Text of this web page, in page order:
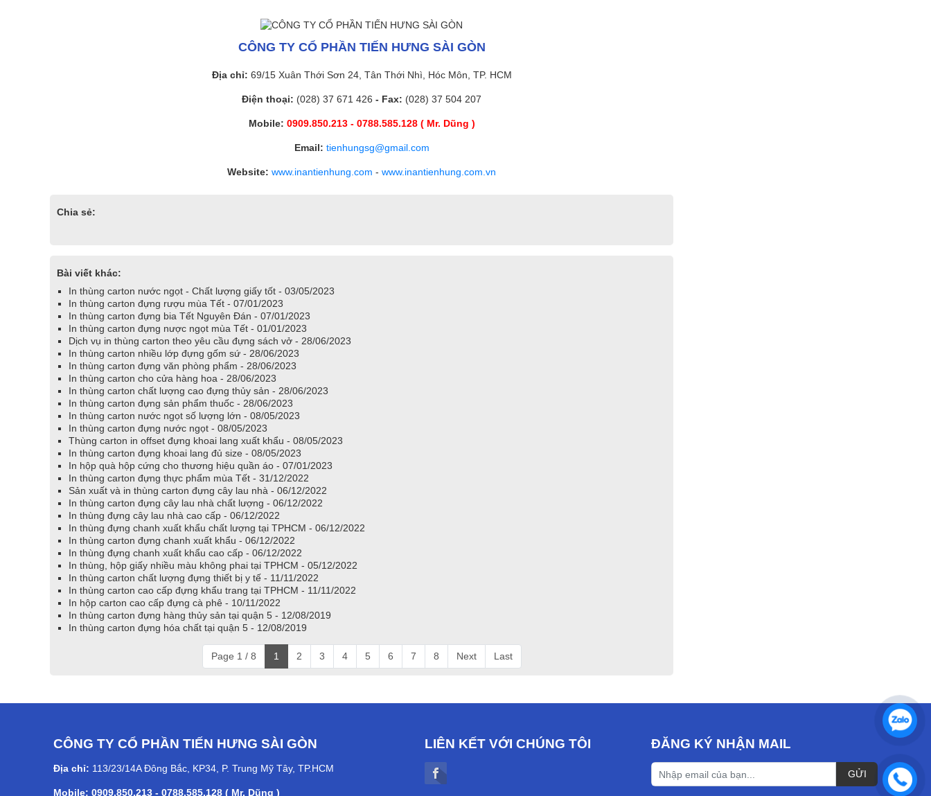
CÔNG TY CỔ PHẦN TIẾN HƯNG SÀI GÒN
Địa chỉ: 69/15 Xuân Thới Sơn 24, Tân Thới Nhì, Hóc Môn, TP. HCM
Điện thoại: (028) 37 671 426 - Fax: (028) 37 504 207
Mobile: 0909.850.213 - 0788.585.128 ( Mr. Dũng )
Email: tienhungsg@gmail.com
Website: www.inantienhung.com - www.inantienhung.com.vn
Chia sẻ:
Bài viết khác:
In thùng carton nước ngọt - Chất lượng giấy tốt - 03/05/2023
In thùng carton đựng rượu mùa Tết - 07/01/2023
In thùng carton đựng bia Tết Nguyên Đán - 07/01/2023
In thùng carton đựng nược ngọt mùa Tết - 01/01/2023
Dịch vụ in thùng carton theo yêu cầu đựng sách vở - 28/06/2023
In thùng carton nhiều lớp đựng gốm sứ - 28/06/2023
In thùng carton đựng văn phòng phẩm - 28/06/2023
In thùng carton cho cửa hàng hoa - 28/06/2023
In thùng carton chất lượng cao đựng thủy sản - 28/06/2023
In thùng carton đựng sản phẩm thuốc - 28/06/2023
In thùng carton nước ngọt số lượng lớn - 08/05/2023
In thùng carton đựng nước ngọt - 08/05/2023
Thùng carton in offset đựng khoai lang xuất khẩu - 08/05/2023
In thùng carton đựng khoai lang đủ size - 08/05/2023
In hộp quà hộp cứng cho thương hiệu quần áo - 07/01/2023
In thùng carton đựng thực phẩm mùa Tết - 31/12/2022
Sản xuất và in thùng carton đựng cây lau nhà - 06/12/2022
In thùng carton đựng cây lau nhà chất lượng - 06/12/2022
In thùng đựng cây lau nhà cao cấp - 06/12/2022
In thùng đựng chanh xuất khẩu chất lượng tại TPHCM - 06/12/2022
In thùng carton đựng chanh xuất khẩu - 06/12/2022
In thùng đựng chanh xuất khẩu cao cấp - 06/12/2022
In thùng, hộp giấy nhiều màu không phai tại TPHCM - 05/12/2022
In thùng carton chất lượng đựng thiết bị y tế - 11/11/2022
In thùng carton cao cấp đựng khẩu trang tại TPHCM - 11/11/2022
In hộp carton cao cấp đựng cà phê - 10/11/2022
In thùng carton đựng hàng thủy sản tại quận 5 - 12/08/2019
In thùng carton đựng hóa chất tại quận 5 - 12/08/2019
Page 1 / 8 1 2 3 4 5 6 7 8 Next Last
CÔNG TY CỔ PHẦN TIẾN HƯNG SÀI GÒN
Địa chỉ: 113/23/14A Đông Bắc, KP34, P. Trung Mỹ Tây, TP.HCM
Mobile: 0909.850.213 - 0788.585.128 ( Mr. Dũng )
LIÊN KẾT VỚI CHÚNG TÔI ĐĂNG KÝ NHẬN MAIL